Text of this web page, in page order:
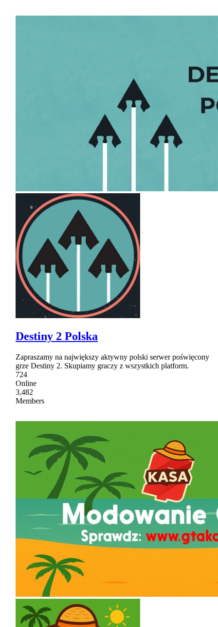
Destiny 2 Polska
Zapraszamy na największy aktywny polski serwer poświęcony
grze Destiny 2. Skupiamy graczy z wszystkich platform.
724
Online
3,482
Members